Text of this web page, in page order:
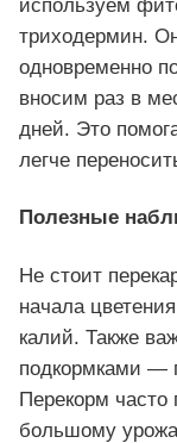
используем
триходермин.
одновременно
вносим раз в
дней. Это
легче
Полезные
Не стоит
начала
калий. Также
подкормками —
Перекорм часто
большому